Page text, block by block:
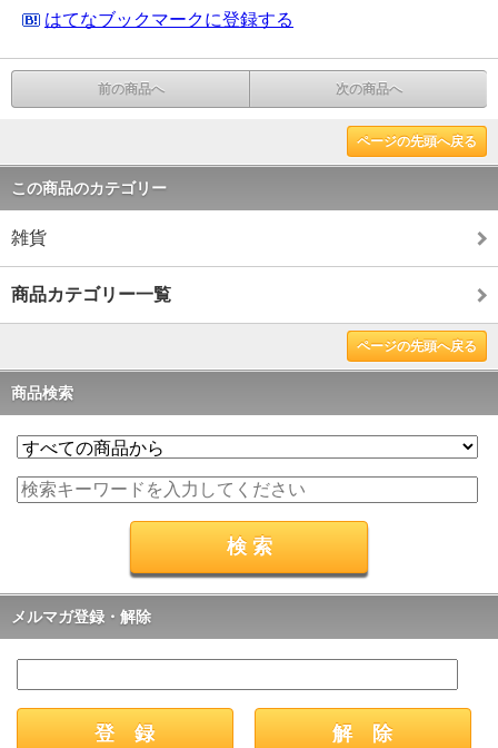
はてなブックマークに登録する
前の商品へ 次の商品へ
ページの先頭へ戻る
この商品のカテゴリー
雑貨
商品カテゴリー一覧
ページの先頭へ戻る
商品検索
メルマガ登録・解除